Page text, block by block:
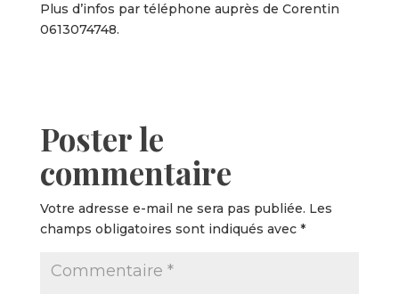
Plus d’infos par téléphone auprès de Corentin
0613074748.
Poster le
commentaire
Votre adresse e-mail ne sera pas publiée. Les
champs obligatoires sont indiqués avec *